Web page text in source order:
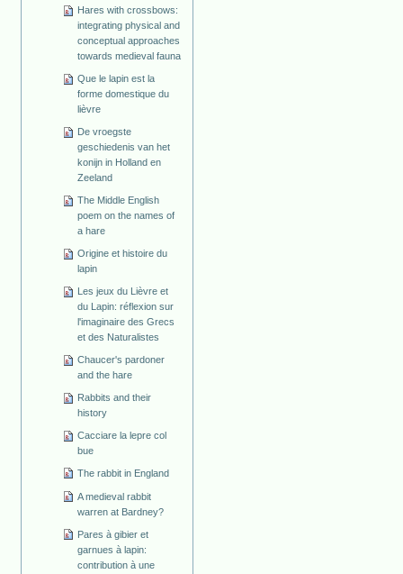
Hares with crossbows:
integrating physical and
conceptual approaches
towards medieval fauna
Que le lapin est la
forme domestique du
lièvre
De vroegste
geschiedenis van het
konijn in Holland en
Zeeland
The Middle English
poem on the names of
a hare
Origine et histoire du
lapin
Les jeux du Lièvre et
du Lapin: réflexion sur
l'imaginaire des Grecs
et des Naturalistes
Chaucer's pardoner
and the hare
Rabbits and their
history
Cacciare la lepre col
bue
The rabbit in England
A medieval rabbit
warren at Bardney?
Pares à gibier et
garnues à lapin:
contribution à une